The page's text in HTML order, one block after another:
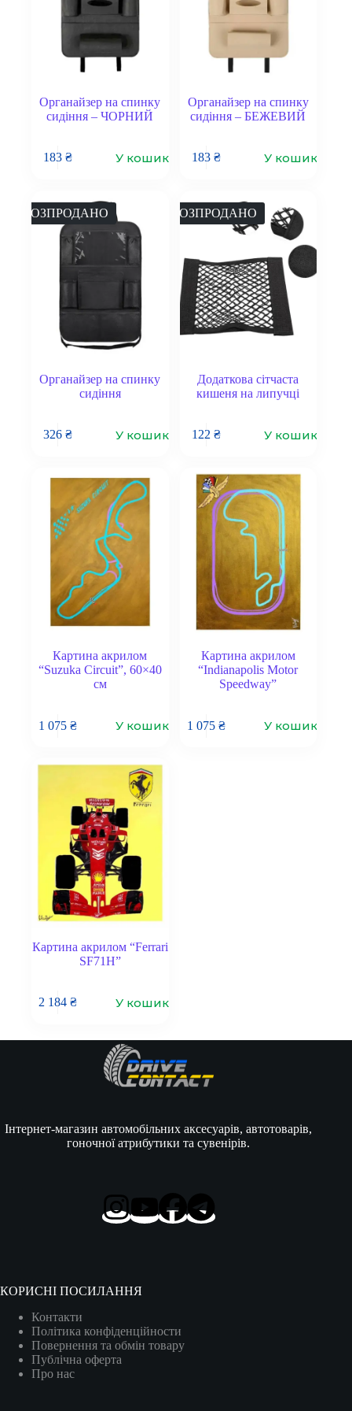
Органайзер на спинку
сидіння – ЧОРНИЙ
183₴ У кошик
Органайзер на спинку
сидіння – БЕЖЕВИЙ
183 ₴ У кошик
РОЗПРОДАНО
Органайзер на спинку
сидіння
326₴ У кошик
РОЗПРОДАНО
Додаткова сітчаста
кишеня на липучці
122 ₴ У кошик
Картина акрилом
“Suzuka Circuit”, 60×40
см
1 075₴ У кошик
Картина акрилом
“Indianapolis Motor
Speedway”
1 075 ₴ У кошик
Картина акрилом “Ferrari
SF71H”
2 184₴ У кошик
Інтернет-магазин автомобільних аксесуарів, автотоварів,
гоночної атрибутики та сувенірів.
КОРИСНІ ПОСИЛАННЯ
Контакти
Політика конфіденційности
Повернення та обмін товару
Публічна оферта
Про нас